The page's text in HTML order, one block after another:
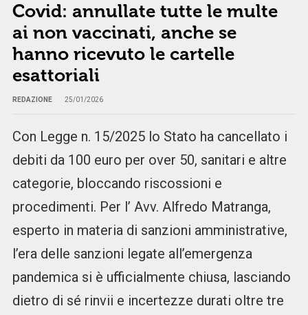
Covid: annullate tutte le multe
ai non vaccinati, anche se
hanno ricevuto le cartelle
esattoriali
REDAZIONE 25/01/2026
Con Legge n. 15/2025 lo Stato ha cancellato i
debiti da 100 euro per over 50, sanitari e altre
categorie, bloccando riscossioni e
procedimenti. Per l’ Avv. Alfredo Matranga,
esperto in materia di sanzioni amministrative,
l’era delle sanzioni legate all’emergenza
pandemica si è ufficialmente chiusa, lasciando
dietro di sé rinvii e incertezze durati oltre tre